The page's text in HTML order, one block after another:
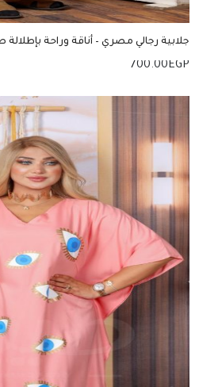
جلابية رجالي مصري – أناقة وراحة
700.00EGP